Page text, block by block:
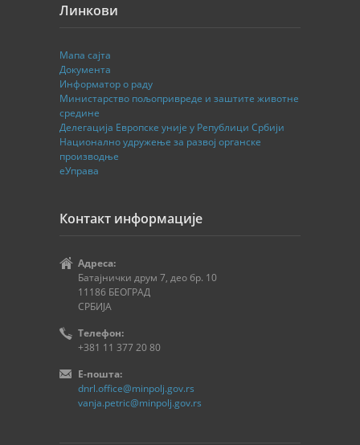
Линкови
Мапа сајта
Документа
Информатор о раду
Министарство пољопривреде и заштите животне
средине
Делегација Европске уније у Републици Србији
Национално удружење за развој органске
производње
еУправа
Контакт информације
Адреса:
Батајнички друм 7, део бр. 10
11186 БЕОГРАД
СРБИЈА
Телефон:
+381 11 377 20 80
E-пошта:
dnrl.office@minpolj.gov.rs
vanja.petric@minpolj.gov.rs